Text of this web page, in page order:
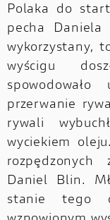
Polaka do
pecha Daniela
wykorzystany,
wyścigu
przerwanie
rywali
wyciekiem
rozpędzonych
Daniel Blin.
stanie tego